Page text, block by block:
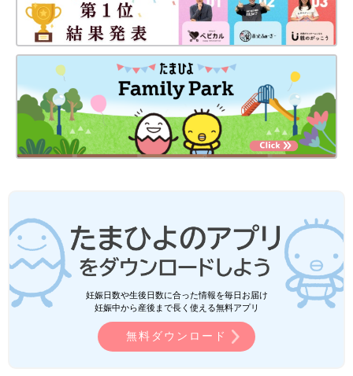
妊娠日数や生後日数に合った情報を毎日お届け
妊娠中から産後まで長く使える無料アプリ
無料ダウンロード